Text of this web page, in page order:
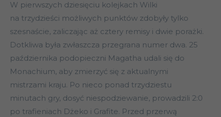
W pierwszych dziesięciu kolejkach Wilki
na trzydzieści możliwych punktów zdobyły tylko
szesnaście, zaliczając aż cztery remisy i dwie porażki.
Dotkliwa była zwłaszcza przegrana numer dwa. 25
października podopieczni Magatha udali się do
Monachium, aby zmierzyć się z aktualnymi
mistrzami kraju. Po nieco ponad trzydziestu
minutach gry, dosyć niespodziewanie, prowadzili 2:0
po trafieniach Dżeko i Grafite. Przed przerwą